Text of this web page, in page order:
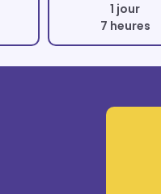
1 jour
7 heures